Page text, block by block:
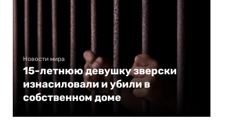
Новости мира
15-летнюю девушку зверски
изнасиловали и убили в
собственном доме